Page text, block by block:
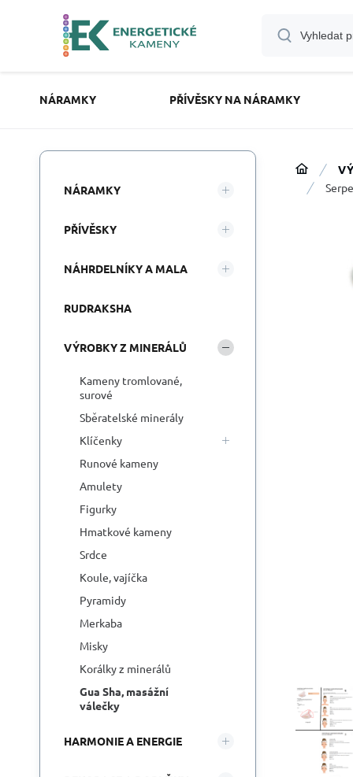
NÁRAMKY PŘÍVĚSKY NA NÁRAMKY
NÁRAMKY
PŘÍVĚSKY
NÁHRDELNÍKY A MALA
RUDRAKSHA
VÝROBKY Z MINERÁLŮ
Kameny tromlované,
surové
Sběratelské minerály
Klíčenky
Runové kameny
Amulety
Figurky
Hmatkové kameny
Srdce
Koule, vajíčka
Pyramidy
Merkaba
Misky
Korálky z minerálů
Gua Sha, masážní
válečky
HARMONIE A ENERGIE